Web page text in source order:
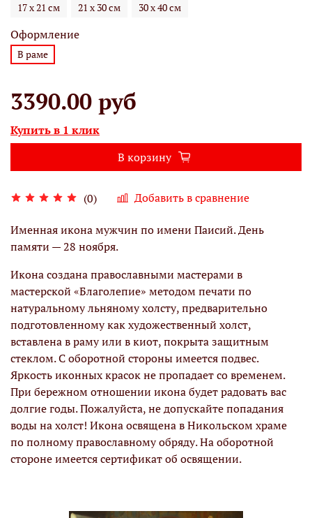
(0) Добавить в сравнение
17 х 21 см
21 х 30 см 30 х 40 см
Оформление
В раме
3390.00 руб
Купить в 1 клик
В корзину
Именная икона мужчин по имени Паисий. День
памяти — 28 ноября.
Икона создана православными мастерами в
мастерской «Благолепие» методом печати по
натуральному льняному холсту, предварительно
подготовленному как художественный холст,
вставлена в раму или в киот, покрыта защитным
стеклом. С оборотной стороны имеется подвес.
Яркость иконных красок не пропадает со временем.
При бережном отношении икона будет радовать вас
долгие годы. Пожалуйста, не допускайте попадания
воды на холст! Икона освящена в Никольском храме
по полному православному обряду. На оборотной
стороне имеется сертификат об освящении.